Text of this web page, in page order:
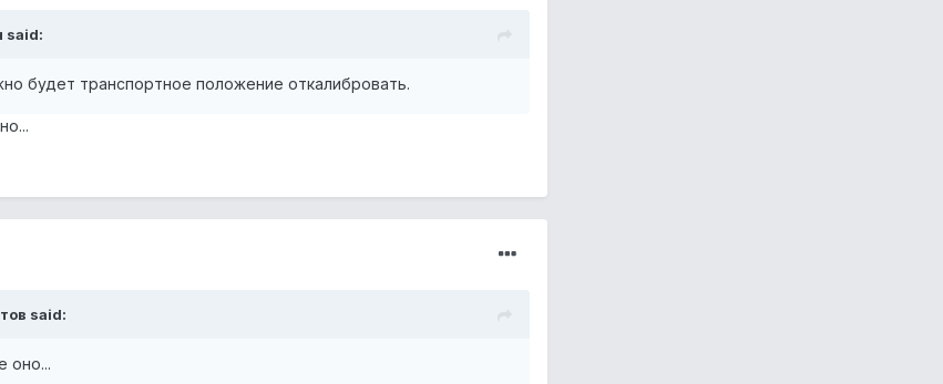
said:
будет транспортное положение откалибровать.
said:
оно...